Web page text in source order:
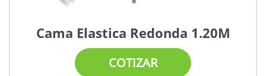
Cama Elastica Redonda 1.20M
COTIZAR